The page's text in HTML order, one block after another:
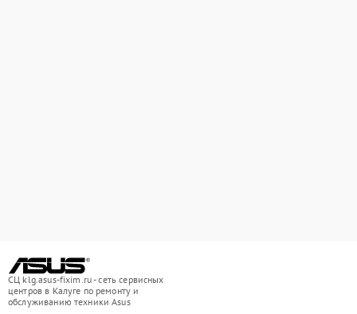
СЦ klg.asus-fixim.ru - сеть сервисных
центров в Калуге по ремонту и
обслуживанию техники Asus